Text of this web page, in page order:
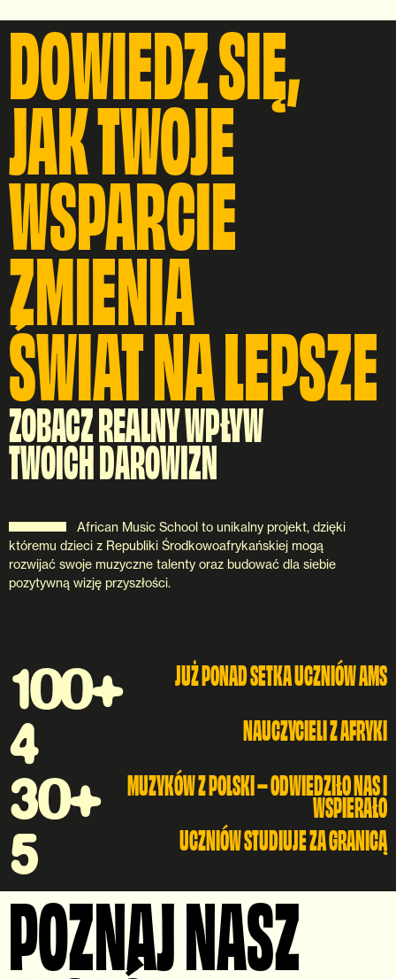
DOWIEDZ SIĘ,
JAK TWOJE
WSPARCIE
ZMIENIA
ŚWIAT NA LEPSZE
ZOBACZ REALNY WPŁYW
TWOICH DAROWIZN
African Music School to unikalny projekt, dzięki
któremu dzieci z Republiki Środkowoafrykańskiej mogą
rozwijać swoje muzyczne talenty oraz budować dla siebie
pozytywną wizję przyszłości.
100+ JUŻ PONAD SETKA UCZNIÓW AMS
4 NAUCZYCIELI Z AFRYKI
30+ MUZYKÓW Z POLSKI – ODWIEDZIŁO NAS I
WSPIERAŁO
5 UCZNIÓW STUDIUJE ZA GRANICĄ
POZNAJ NASZ